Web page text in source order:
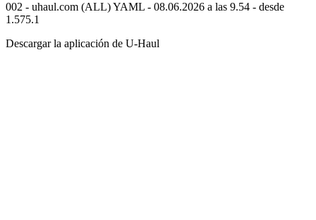
002 - uhaul.com (ALL) YAML - 08.06.2026 a las 9.54 - desde
1.575.1
Descargar la aplicación de U-Haul